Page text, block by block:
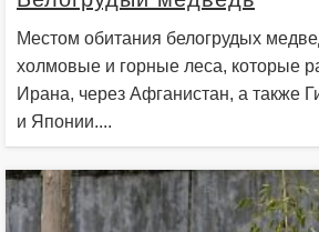
Местом обитания белогрудых
холмовые и горные леса, которые
Ирана, через Афганистан, а также
и Японии....